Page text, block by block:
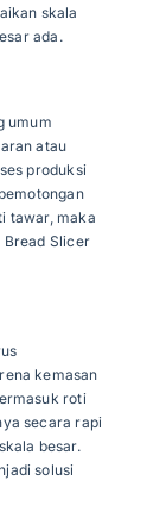
skala
ada.
umum
atau
produksi
tawar, maka
Bread Slicer
kemasan
roti
secara rapi
besar.
solusi